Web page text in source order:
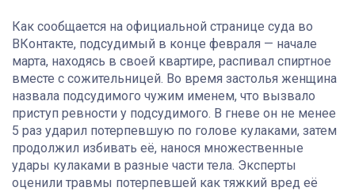
Как сообщается на официальной странице суда во
ВКонтакте, подсудимый в конце февраля — начале
марта, находясь в своей квартире, распивал спиртное
вместе с сожительницей. Во время застолья женщина
назвала подсудимого чужим именем, что вызвало
приступ ревности у подсудимого. В гневе он не менее
5 раз ударил потерпевшую по голове кулаками, затем
продолжил избивать её, нанося множественные
удары кулаками в разные части тела. Эксперты
оценили травмы потерпевшей как тяжкий вред её